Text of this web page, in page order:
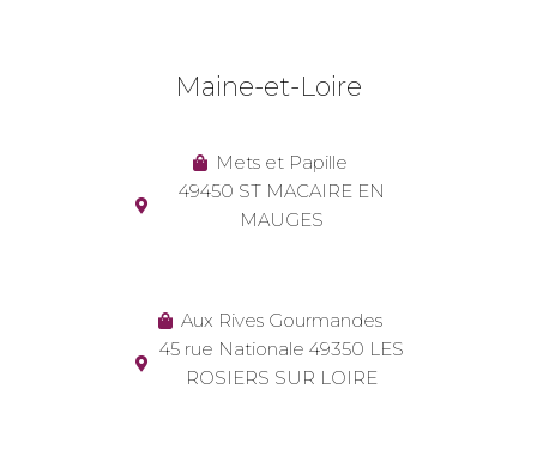
Maine-et-Loire
Mets et Papille
49450 ST MACAIRE EN
MAUGES
Aux Rives Gourmandes
45 rue Nationale 49350 LES
ROSIERS SUR LOIRE